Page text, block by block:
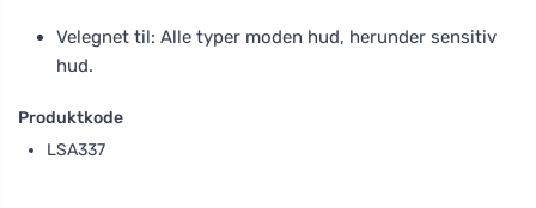
Velegnet til: Alle typer moden hud, herunder sensitiv
hud.
Produktkode
LSA337